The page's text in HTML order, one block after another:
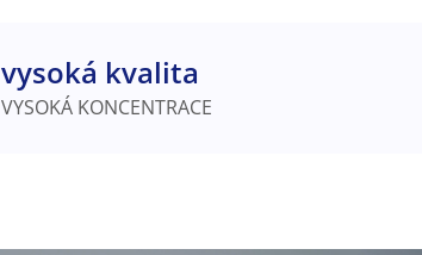
vysoká kvalita
VYSOKÁ KONCENTRACE